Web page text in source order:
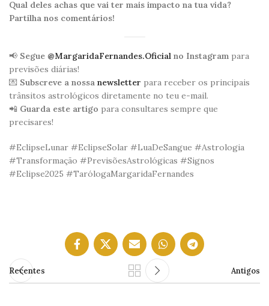
Qual deles achas que vai ter mais impacto na tua vida?
Partilha nos comentários!
📢 Segue @MargaridaFernandes.Oficial no Instagram para
previsões diárias!
💌 Subscreve a nossa newsletter para receber os principais
trânsitos astrológicos diretamente no teu e-mail.
📲 Guarda este artigo para consultares sempre que
precisares!
#EclipseLunar #EclipseSolar #LuaDeSangue #Astrologia
#Transformação #PrevisõesAstrológicas #Signos
#Eclipse2025 #TarólogaMargaridaFernandes
Recentes Antigos